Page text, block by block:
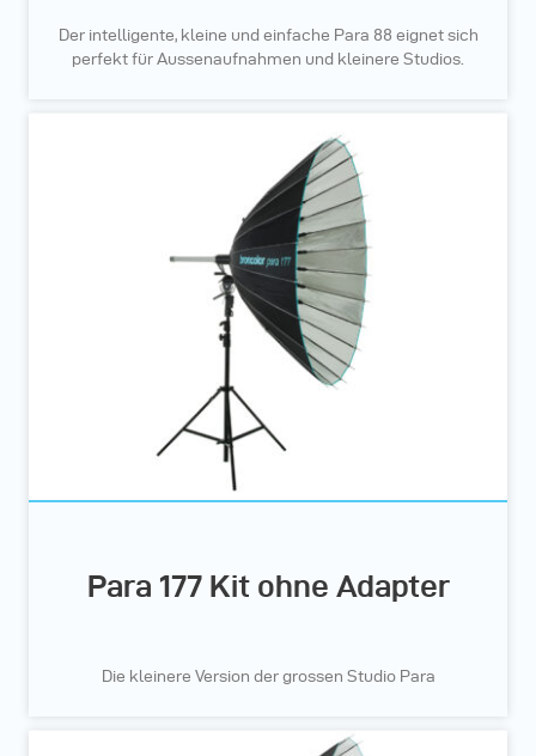
Der intelligente, kleine und einfache Para 88 eignet sich
perfekt für Aussenaufnahmen und kleinere Studios.
Para 177 Kit ohne Adapter
Die kleinere Version der grossen Studio Para